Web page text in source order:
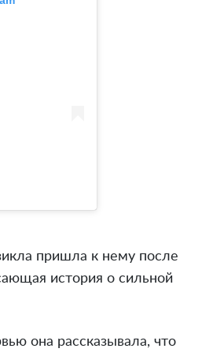
пришла к нему после
история о сильной
она рассказывала, что